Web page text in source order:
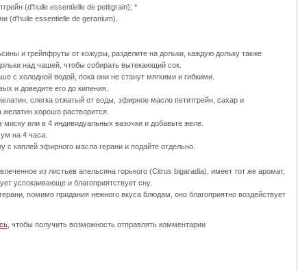
(d'huile essentielle de petitgrain); *
(d'huile essentielle de geranium).
и грейпфруты от кожуры, разделите на дольки, каждую дольку также
над чашей, чтобы собирать вытекающий сок.
с холодной водой, пока они не станут мягкими и гибкими.
и доведите его до кипения.
слегка отжатый от воды, эфирное масло петитгрейн, сахар и
хорошо растворится.
или в 4 индивидуальных вазочки и добавьте желе.
на 4 часа.
с каплей эфирного масла герани и подайте отдельно.
из листьев апельсина горького (Citrus bigaradia), имеет тот же аромат,
успокаивающе и благоприятствует сну.
помимо придания нежного вкуса блюдам, оно благоприятно воздействует
, чтобы получить возможность отправлять комментарии